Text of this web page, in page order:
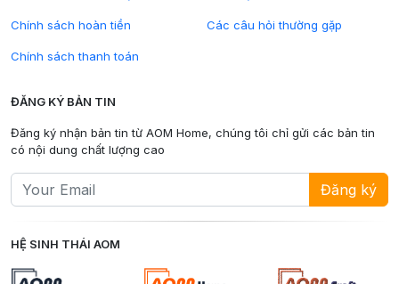
Chính sách hoàn tiền
Chính sách thanh toán
Các câu hỏi thường gặp
ĐĂNG KÝ BẢN TIN
Đăng ký nhận bản tin từ AOM Home, chúng tôi chỉ gửi các bản tin
có nội dung chất lượng cao
Đăng ký
HỆ SINH THÁI AOM